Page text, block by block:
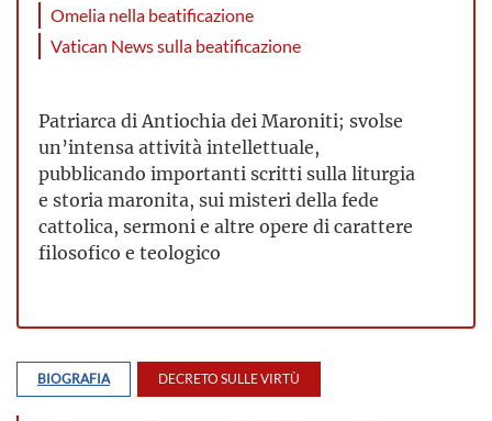
Omelia nella beatificazione
Vatican News sulla beatificazione
Patriarca di Antiochia dei Maroniti; svolse
un’intensa attività intellettuale,
pubblicando importanti scritti sulla liturgia
e storia maronita, sui misteri della fede
cattolica, sermoni e altre opere di carattere
filosofico e teologico
BIOGRAFIA DECRETO SULLE VIRTÙ